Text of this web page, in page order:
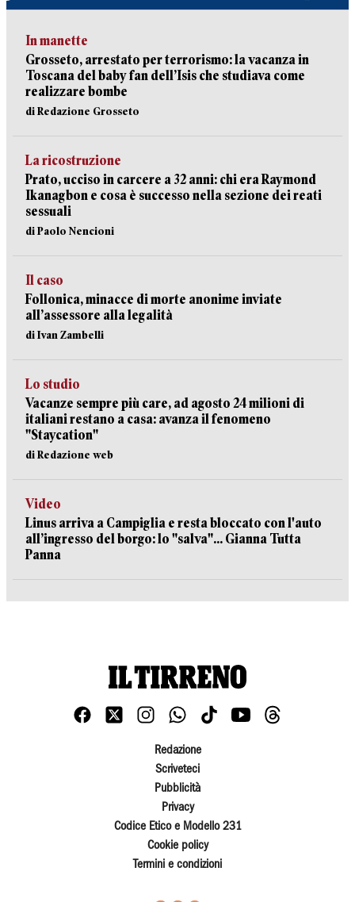
In manette
Grosseto, arrestato per terrorismo: la vacanza in
Toscana del baby fan dell’Isis che studiava come
realizzare bombe
di Redazione Grosseto
La ricostruzione
Prato, ucciso in carcere a 32 anni: chi era Raymond
Ikanagbon e cosa è successo nella sezione dei reati
sessuali
di Paolo Nencioni
Il caso
Follonica, minacce di morte anonime inviate
all’assessore alla legalità
di Ivan Zambelli
Lo studio
Vacanze sempre più care, ad agosto 24 milioni di
italiani restano a casa: avanza il fenomeno
"Staycation"
di Redazione web
Video
Linus arriva a Campiglia e resta bloccato con l'auto
all’ingresso del borgo: lo "salva"... Gianna Tutta
Panna
Redazione
Scriveteci
Pubblicità
Privacy
Codice Etico e Modello 231
Cookie policy
Termini e condizioni